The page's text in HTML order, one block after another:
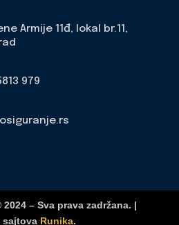
Armije 11đ, lokal br.11,
979
– Sva prava zadržana. |
sajtova Runika.